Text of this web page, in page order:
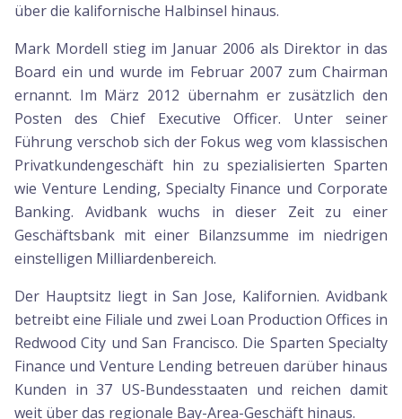
über die kalifornische Halbinsel hinaus.
Mark Mordell stieg im Januar 2006 als Direktor in das
Board ein und wurde im Februar 2007 zum Chairman
ernannt. Im März 2012 übernahm er zusätzlich den
Posten des Chief Executive Officer. Unter seiner
Führung verschob sich der Fokus weg vom klassischen
Privatkundengeschäft hin zu spezialisierten Sparten
wie Venture Lending, Specialty Finance und Corporate
Banking. Avidbank wuchs in dieser Zeit zu einer
Geschäftsbank mit einer Bilanzsumme im niedrigen
einstelligen Milliardenbereich.
Der Hauptsitz liegt in San Jose, Kalifornien. Avidbank
betreibt eine Filiale und zwei Loan Production Offices in
Redwood City und San Francisco. Die Sparten Specialty
Finance und Venture Lending betreuen darüber hinaus
Kunden in 37 US-Bundesstaaten und reichen damit
weit über das regionale Bay-Area-Geschäft hinaus.